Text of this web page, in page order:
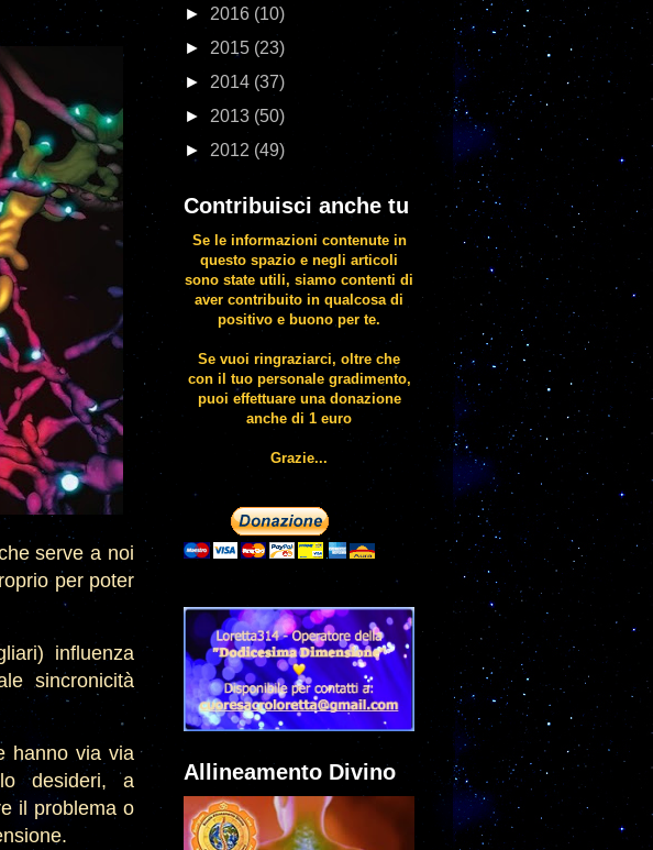
serve a noi
per poter
influenza
sincronicità
hanno via via
desideri, a
il problema o
► 2016 (10)
► 2015 (23)
► 2014 (37)
► 2013 (50)
► 2012 (49)
Contribuisci anche tu
Se le informazioni contenute in
questo spazio e negli articoli
sono state utili, siamo contenti di
aver contribuito in qualcosa di
positivo e buono per te.
Se vuoi ringraziarci, oltre che
con il tuo personale gradimento,
puoi effettuare una donazione
anche di 1 euro
Grazie...
Allineamento Divino